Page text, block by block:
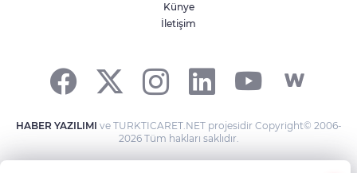
Künye
İletişim
HABER YAZILIMI ve TURKTICARET.NET projesidir Copyright© 2006-
2026 Tüm hakları saklıdır.